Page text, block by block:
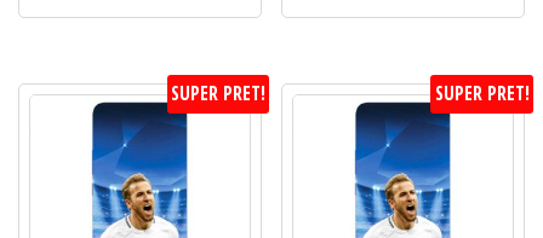
SUPER PRET! SUPER PRET!